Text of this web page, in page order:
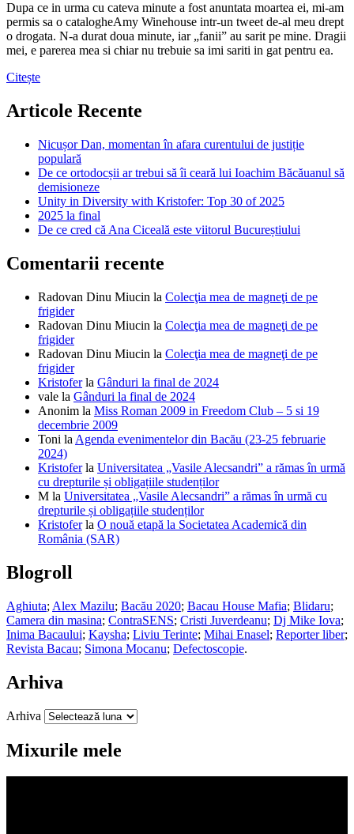
Dupa ce in urma cu cateva minute a fost anuntata moartea ei, mi-am
permis sa o catalogheAmy Winehouse intr-un tweet de-al meu drept
o drogata. N-a durat doua minute, iar „fanii” au sarit pe mine. Dragii
mei, e parerea mea si chiar nu trebuie sa imi sariti in gat pentru ea.
Citește
Articole Recente
Nicușor Dan, momentan în afara curentului de justiție
populară
De ce ortodocșii ar trebui să îi ceară lui Ioachim Băcăuanul să
demisioneze
Unity in Diversity with Kristofer: Top 30 of 2025
2025 la final
De ce cred că Ana Ciceală este viitorul Bucureștiului
Comentarii recente
Radovan Dinu Miucin la Colecţia mea de magneţi de pe
frigider
Radovan Dinu Miucin la Colecţia mea de magneţi de pe
frigider
Radovan Dinu Miucin la Colecţia mea de magneţi de pe
frigider
Kristoferla Gânduri la final de 2024
vale la Gânduri la final de 2024
Anonim la Miss Roman 2009 in Freedom Club – 5 si 19
decembrie 2009
Toni la Agenda evenimentelor din Bacău (23-25 februarie
2024)
Kristoferla Universitatea „Vasile Alecsandri” a rămas în urmă
cu drepturile și obligațiile studenților
M la Universitatea „Vasile Alecsandri” a rămas în urmă cu
drepturile și obligațiile studenților
Kristoferla O nouă etapă la Societatea Academică din
România (SAR)
Blogroll
Aghiuta; Alex Mazilu; Bacău 2020; Bacau House Mafia; Blidaru;
Camera din masina; ContraSENS; Cristi Juverdeanu; Dj Mike Iova;
Inima Bacaului; Kaysha; Liviu Terinte; Mihai Enasel; Reporter liber;
Revista Bacau; Simona Mocanu; Defectoscopie.
Arhiva
Arhiva
Mixurile mele